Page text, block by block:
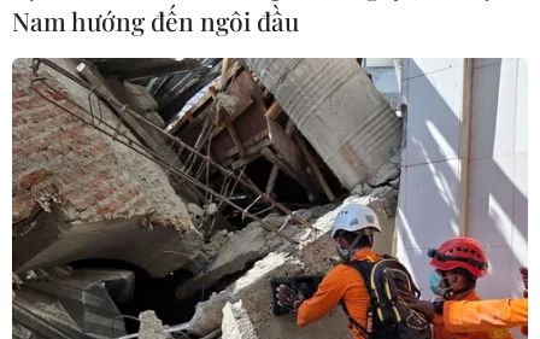
Tăng vốn ngân hàng: Áp lực đè nặng trên
vai ‘các ông lớn’
07/03/2019 10:11
Hạn chế về vốn khiến các ngân hàng không chỉ không
đáp ứng được quy định về CAR mà còn cản trở hoạt
Nam hướng đến ngôi đầu